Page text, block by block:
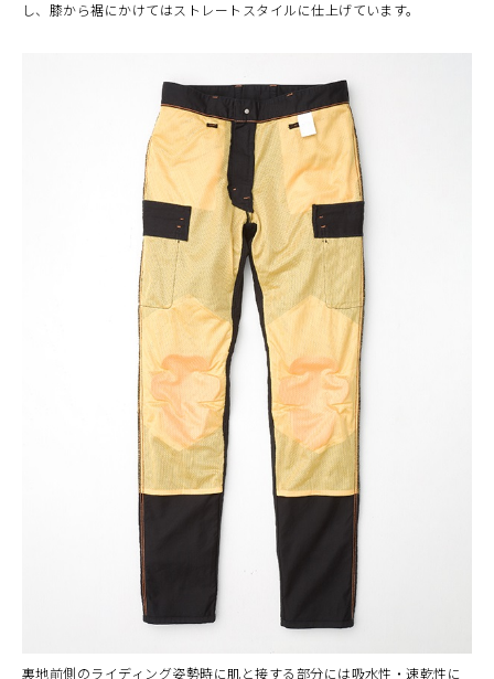
し、膝から裾にかけてはストレートスタイルに仕上げています。
裏地前側のライディング姿勢時に肌と接する部分には吸水性・速乾性に